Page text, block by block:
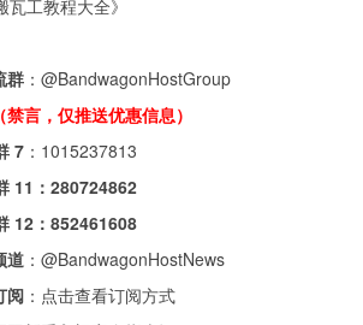
瓦工教程大全》
群 ： @BandwagonHostGroup
言，仅推送优惠信息）
7 ： 1015237813
11： 280724862
12： 852461608
道 ： @BandwagonHostNews
阅 ： 点击查看订阅方式